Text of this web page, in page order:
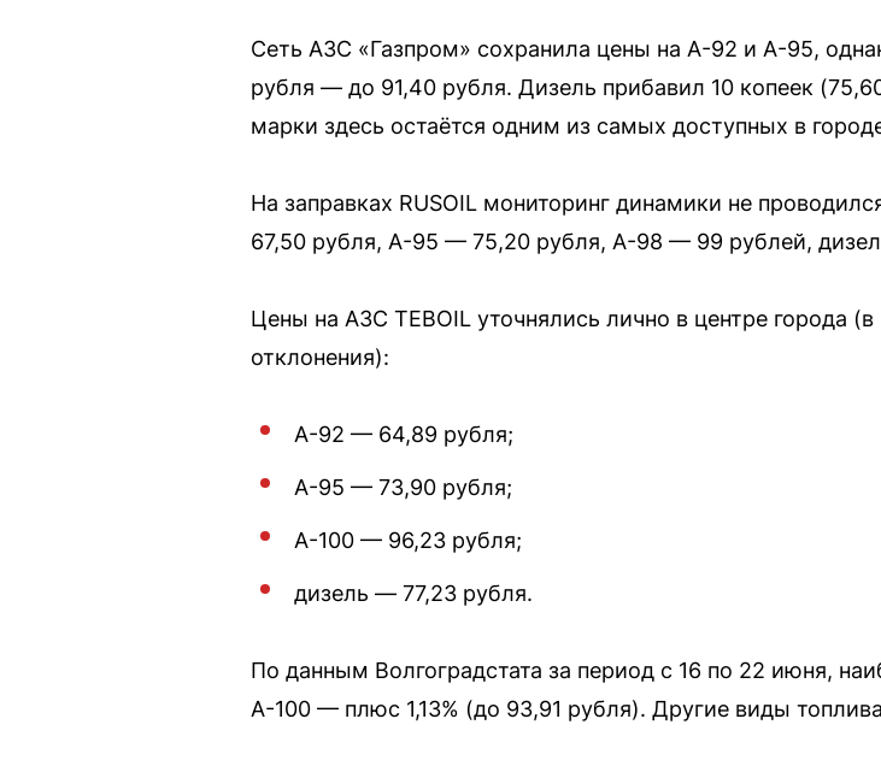
Сеть АЗС «Газпром» сохранила цены на А-92 и А-95,
рубля — до 91,40 рубля. Дизель прибавил 10 копеек
марки здесь остаётся одним из самых доступных в
На заправках RUSOIL мониторинг динамики не
67,50 рубля, А-95 — 75,20 рубля, А-98 — 99 рублей,
Цены на АЗС TEBOIL уточнялись лично в центре города
отклонения):
А-92 — 64,89 рубля;
А-95 — 73,90 рубля;
А-100 — 96,23 рубля;
дизель — 77,23 рубля.
По данным Волгоградстата за период с 16 по 22 июня,
А-100 — плюс 1,13% (до 93,91 рубля). Другие виды